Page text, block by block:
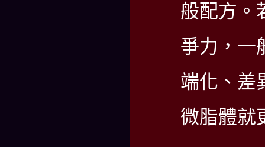
般配方。
爭力，一
端化、差
微脂體就